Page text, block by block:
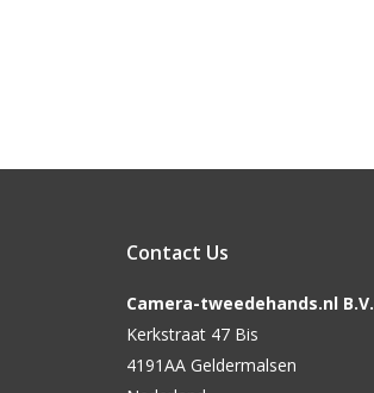
Contact Us
Camera-tweedehands.nl B.V.
Kerkstraat 47 Bis
4191AA Geldermalsen